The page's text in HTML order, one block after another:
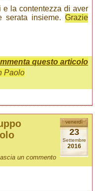
e la contentezza di aver
serata insieme. Grazie
questo articolo
Paolo
venerdì
23
Settembre
2016
un commento